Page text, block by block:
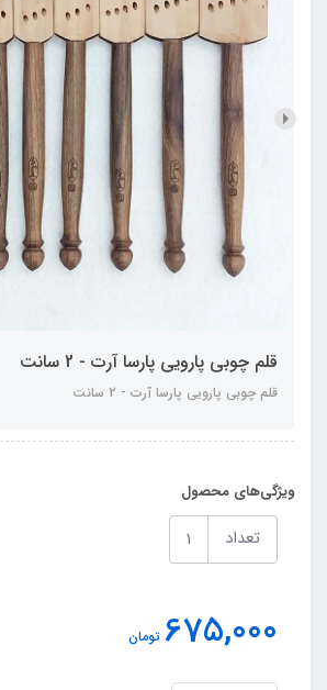
قلم چوبی پارویی پارسا آرت - 2 سانت
قلم چوبی پارویی پارسا آرت - 2 سانت
ویژگی‌های محصول
تعداد
675,000 تومان